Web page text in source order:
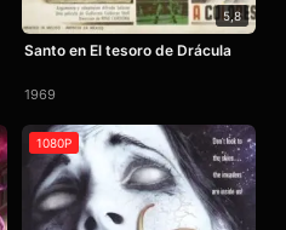
5,8
Santo en El tesoro de Drácula
1969
1080P